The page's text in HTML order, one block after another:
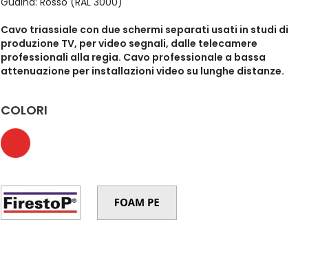
Cavo triassiale con due schermi separati usati in studi di
produzione TV, per video segnali, dalle telecamere
professionali alla regia. Cavo professionale a bassa
attenuazione per installazioni video su lunghe distanze.
COLORI